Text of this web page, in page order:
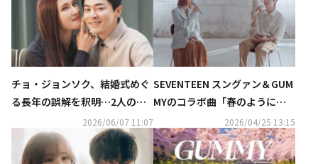
チョ・ジョンソク、結婚式めぐ
る長年の誤解を釈明…2人の娘
2026/06/07 11:07
SEVENTEEN スングァン＆GUM
MYのコラボ曲「春のように君
は」ライブクリップ映像を公開
2026/04/25 13:15